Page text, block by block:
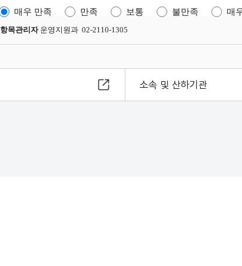
매우 만족 만족 보통 불만족 매
항목관리자운영지원과 02-2110-1305
소속 및 산하기관